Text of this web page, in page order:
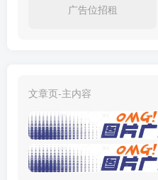
广告位招租
文章页-主内容